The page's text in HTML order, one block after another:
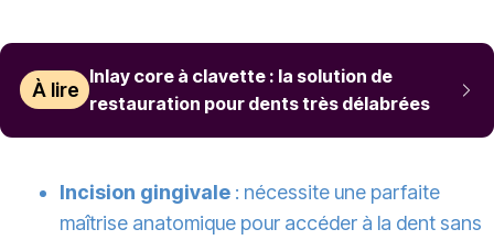
À lire
Inlay core à clavette : la solution de
restauration pour dents très délabrées
Incision gingivale : nécessite une parfaite
maîtrise anatomique pour accéder à la dent sans